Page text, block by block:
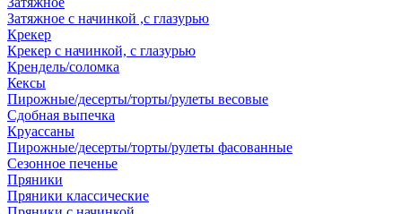
Затяжное с начинкой ,с глазурью
Крекер
Крекер с начинкой, с глазурью
Крендель/соломка
Кексы
Пирожные/десерты/торты/рулеты весовые
Сдобная выпечка
Круассаны
Пирожные/десерты/торты/рулеты фасованные
Сезонное печенье
Пряники
Пряники классические